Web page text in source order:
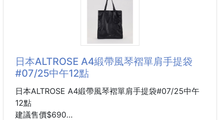
💟2種人氣口味一次滿足：
B：💛Skittles彩虹糖
🤩一個負責極致清涼提神,一個負責酸甜嚼勁療癒,辦公
室抽屜必備！
日本ALTROSE A4緞帶風琴褶單肩手提袋
#07/25中午12點
日本ALTROSE A4緞帶風琴褶單肩手提袋#07/25中午
12點
建議售價$690